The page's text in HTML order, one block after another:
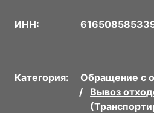
ИНН:
Категория:
Обращение с
Вывоз